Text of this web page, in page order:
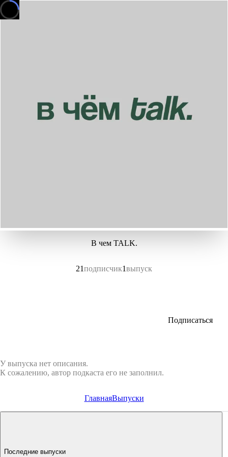
В чем TALK.
21подписчик1выпуск
Подписаться
У выпуска нет описания.
К сожалению, автор подкаста его не заполнил.
ГлавнаяВыпуски
Последние выпуски